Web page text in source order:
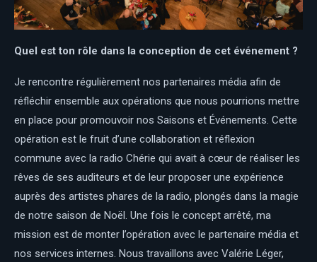
Quel est ton rôle dans la conception de cet événement ?
Je rencontre régulièrement nos partenaires média afin de
réfléchir ensemble aux opérations que nous pourrions mettre
en place pour promouvoir nos Saisons et Événements. Cette
opération est le fruit d’une collaboration et réflexion
commune avec la radio Chérie qui avait à cœur de réaliser les
rêves de ses auditeurs et de leur proposer une expérience
auprès des artistes phares de la radio, plongés dans la magie
de notre saison de Noël. Une fois le concept arrêté, ma
mission est de monter l’opération avec le partenaire média et
nos services internes. Nous travaillons avec Valérie Léger,